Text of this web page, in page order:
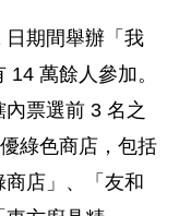
期間舉辦「我
萬餘人參加。
票選前 3 名之
綠色商店，包括
商店」、「友和